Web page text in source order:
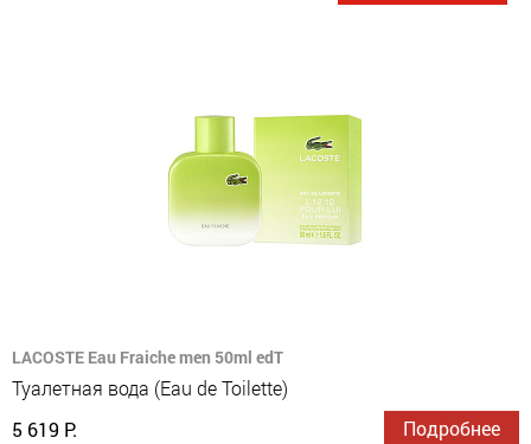
LACOSTE Eau Fraiche men 50ml edT
Туалетная вода (Eau de Toilette)
5 619 Р.
Подробнее